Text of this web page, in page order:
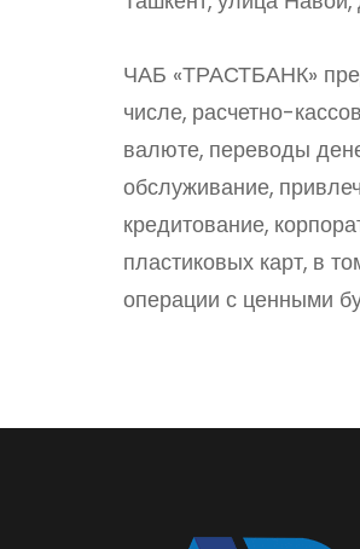
ЧАБ «ТРАСТБАНК»
числе, расчетно-
валюте, переводы
обслуживание,
кредитование,
пластиковых карт, в
операции с ценными